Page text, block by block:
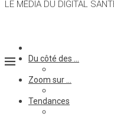
LE MÉDIA DU DIGITAL
Du côté des …
Zoom sur …
Tendances